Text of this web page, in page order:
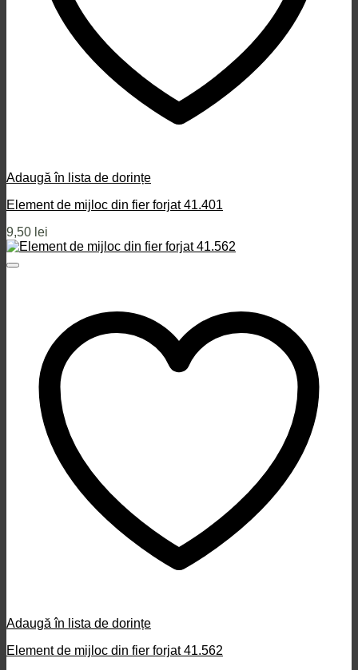
Adaugă în lista de dorințe
Element de mijloc din fier forjat 41.401
9,50 lei
Adaugă în lista de dorințe
Element de mijloc din fier forjat 41.562